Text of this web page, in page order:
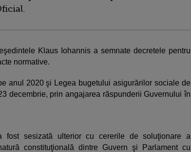
Klaus Iohannis a semnate decretele pentru
normative.
anul 2020 şi Legea bugetului asigurărilor sociale de
decembrie, prin angajarea răspunderii Guvernului în
fost sesizată ulterior cu cererile de soluţionare a
constituţională dintre Guvern şi Parlament cu